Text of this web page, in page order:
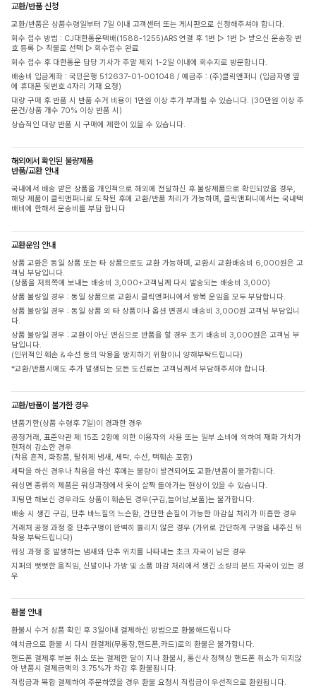
교환/반품 신청
교환/반품은 상품수령일부터 7일 이내 고객센터 또는 게시판으로 신청해주셔야 합니다.
회수 접수 방법 : CJ대한통운택배(1588-1255)ARS 연결 후 1번 ▷ 1번 ▷ 받으신 운송장 번
호 등록 ▷ 착불로 선택 ▷ 회수접수 완료
회수 접수 후 대한통운 담당 기사가 주말 제외 1-2일 이내에 회수지로 방문합니다.
배송비 입금계좌 : 국민은행 512637-01-001048 / 예금주 : (주)클릭앤퍼니 (입금자명 옆
에 휴대폰 뒷번호 4자리 기재 요청)
대량 구매 후 반품 시 반품 수거 비용이 1만원 이상 추가 부과될 수 있습니다. (30만원 이상 주
문건/상품 개수 70% 이상 반품 시)
상습적인 대량 반품 시 구매에 제한이 있을 수 있습니다.
해외에서 확인된 불량제품
반품/교환 안내
국내에서 배송 받은 상품을 개인적으로 해외에 전달하신 후 불량제품으로 확인되었을 경우,
해당 제품이 클릭앤퍼니로 도착된 후에 교환/반품 처리가 가능하며, 클릭앤퍼니에서는 국내택
배비에 한해서 운송비를 부담 합니다
교환운임 안내
상품 교환은 동일 상품 또는 타 상품으로도 교환 가능하며, 교환시 교환배송비 6,000원은 고
객님 부담입니다.
(상품을 저희쪽에 보내는 배송비 3,000+고객님께 다시 발송되는 배송비 3,000)
상품 불량일 경우 : 동일 상품으로 교환시 클릭앤퍼니에서 왕복 운임을 모두 부담합니다.
상품 불량일 경우 : 동일 상품 외 타 상품이나 옵션 변경시 배송비 3,000원 고객님 부담입니
다.
상품 불량일 경우 : 교환이 아닌 변심으로 반품을 할 경우 초기 배송비 3,000원은 고객님 부
담입니다.
(인위적인 훼손 & 수선 등의 악용을 방지하기 위함이니 양해부탁드립니다)
*교환/반품시에도 추가 발생되는 모든 도선료는 고객님께서 부담해주셔야 합니다.
교환/반품이 불가한 경우
반품기한(상품 수령후 7일)이 경과한 경우
공정거래, 표준약관 제 15조 2항에 의한 이용자의 사용 또는 일부 소비에 의하여 재화 가치가
현저히 감소한 경우
(착용 흔적, 화장품, 탈취제 냄새, 세탁, 수선, 택훼손 포함)
세탁을 하신 경우나 착용을 하신 후에는 불량이 발견되어도 교환/반품이 불가합니다.
워싱면 종류의 제품은 워싱과정에서 옷이 살짝 돌아가는 현상이 있을 수 있습니다.
피팅만 해보신 경우라도 상품이 훼손된 경우(구김,늘어남,보풀)는 불가합니다.
배송 시 생긴 구김, 단추 바느질의 느슨함, 간단한 손질이 가능한 마감실 처리가 미흡한 경우
거래처 공정 과정 중 단추구멍이 완벽히 뚫리지 않은 경우 (가위로 간단하게 구멍을 내주신 뒤
착용 부탁드립니다)
워싱 과정 중 발생하는 냄새와 단추 위치를 나타내는 초크 자국이 남은 경우
지퍼의 뻣뻣한 움직임, 신발이나 가방 및 소품 마감 처리에서 생긴 소량의 본드 자국이 있는 경
우
환불 안내
환불시 수거 상품 확인 후 3일이내 결제하신 방법으로 환불해드립니다
예치금으로 환불 시 다시 원결제(무통장,핸드폰,카드)로의 환불은 불가합니다.
핸드폰 결제후 부분 취소 또는 결제한 달이 지나 환불시, 통신사 정책상 핸드폰 취소가 되지않
아 반품시 결제금액의 3.75%가 차감 후 환불됩니다.
적립금과 복합 결제하여 주문하였을 경우 환불 요청시 적립금이 우선적으로 환원됩니다.